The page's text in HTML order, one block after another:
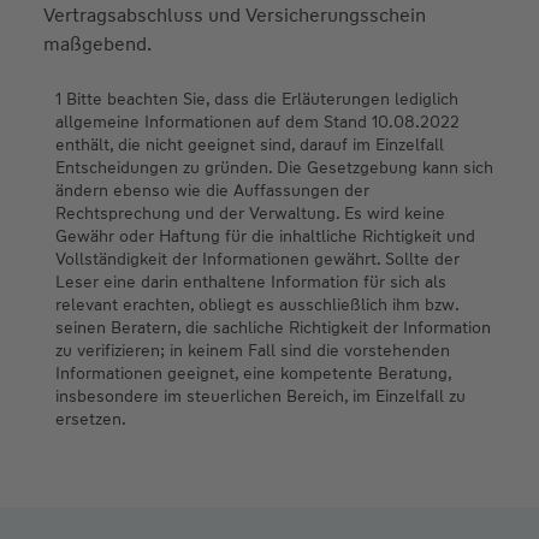
Vertragsabschluss und Versicherungsschein
maßgebend.
1 Bitte beachten Sie, dass die Erläuterungen lediglich
allgemeine Informationen auf dem Stand 10.08.2022
enthält, die nicht geeignet sind, darauf im Einzelfall
Entscheidungen zu gründen. Die Gesetzgebung kann sich
ändern ebenso wie die Auffassungen der
Rechtsprechung und der Verwaltung. Es wird keine
Gewähr oder Haftung für die inhaltliche Richtigkeit und
Vollständigkeit der Informationen gewährt. Sollte der
Leser eine darin enthaltene Information für sich als
relevant erachten, obliegt es ausschließlich ihm bzw.
seinen Beratern, die sachliche Richtigkeit der Information
zu verifizieren; in keinem Fall sind die vorstehenden
Informationen geeignet, eine kompetente Beratung,
insbesondere im steuerlichen Bereich, im Einzelfall zu
ersetzen.